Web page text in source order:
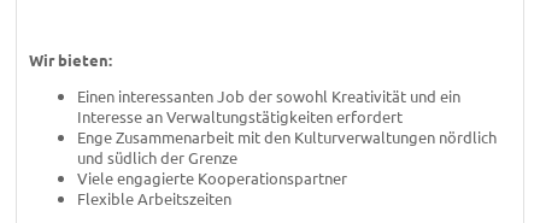
Wir bieten:
Einen interessanten Job der sowohl Kreativität und ein
Interesse an Verwaltungstätigkeiten erfordert
Enge Zusammenarbeit mit den Kulturverwaltungen nördlich
und südlich der Grenze
Viele engagierte Kooperationspartner
Flexible Arbeitszeiten